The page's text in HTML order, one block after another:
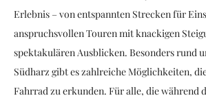
Erlebnis – von entspannten Strecken für
anspruchsvollen Touren mit knackigen
spektakulären Ausblicken. Besonders rund
Südharz gibt es zahlreiche Möglichkeiten,
Fahrrad zu erkunden. Für alle, die während